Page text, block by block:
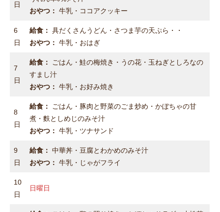
日
おやつ： 牛乳・ココアクッキー
6
日
給食： 具だくさんうどん・さつま芋の天ぷら・・
おやつ： 牛乳・おはぎ
7
日
給食：
ごはん・鮭の梅焼き・うの花・玉ねぎとしろなの
すまし汁
おやつ： 牛乳・お好み焼き
8
日
給食：
ごはん・豚肉と野菜のごま炒め・かぼちゃの甘
煮・麩としめじのみそ汁
おやつ： 牛乳・ツナサンド
9
日
給食： 中華丼・豆腐とわかめのみそ汁
おやつ： 牛乳・じゃがフライ
10
日
日曜日